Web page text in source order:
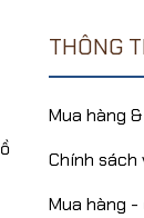
THÔNG
Mua hàng
Chính sách
Mua hàng